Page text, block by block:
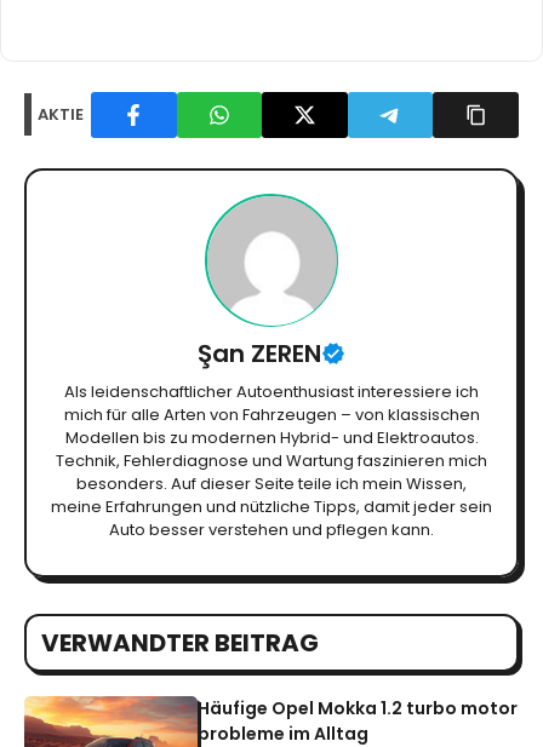
AKTIE
Şan ZEREN
Als leidenschaftlicher Autoenthusiast interessiere ich
mich für alle Arten von Fahrzeugen – von klassischen
Modellen bis zu modernen Hybrid- und Elektroautos.
Technik, Fehlerdiagnose und Wartung faszinieren mich
besonders. Auf dieser Seite teile ich mein Wissen,
meine Erfahrungen und nützliche Tipps, damit jeder sein
Auto besser verstehen und pflegen kann.
VERWANDTER BEITRAG
Häufige Opel Mokka 1.2 turbo motor
probleme im Alltag